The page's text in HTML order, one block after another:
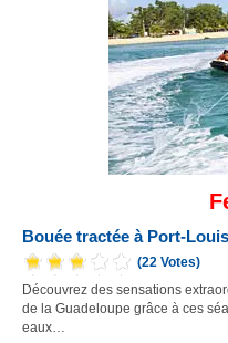
Bouée tractée à Port-Louis
(22 Votes)
Découvrez des sensations
de la Guadeloupe grâce à ces
eaux…